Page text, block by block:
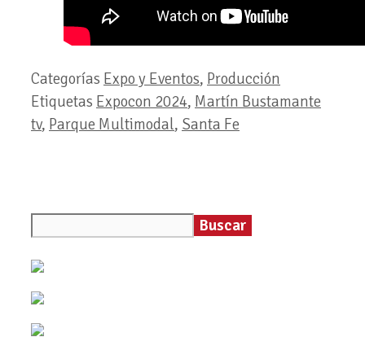
Categorías Expo y Eventos, Producción
Etiquetas Expocon 2024, Martín Bustamante
tv, Parque Multimodal, Santa Fe
Buscar